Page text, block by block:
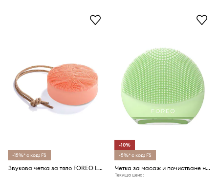
-15%* с код: FS
Звукова четка за тяло FOREO LUNA™ 4 Body
-10%
-5%* с код: FS
Четка за масаж и почистване на лице FOREO LUNA™ 4 Go
Текуща цена: